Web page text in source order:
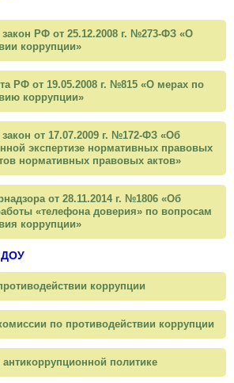
РФ от 25.12.2008 г. №273-ФЗ «О
коррупции»
РФ от 19.05.2008 г. №815 «О мерах по
коррупции»
от 17.07.2009 г. №172-ФЗ «Об
экспертизе нормативных правовых
нормативных правовых актов»
от 28.11.2014 г. №1806 «Об
«телефона доверия» по вопросам
коррупции»
коррупции
по противодействии коррупции
политике